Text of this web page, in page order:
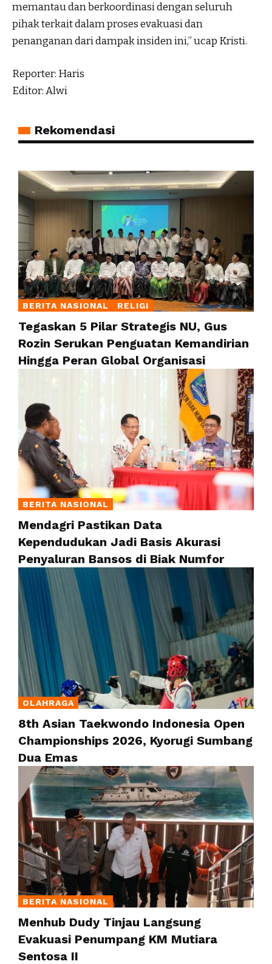
memantau dan berkoordinasi dengan seluruh
pihak terkait dalam proses evakuasi dan
penanganan dari dampak insiden ini,” ucap Kristi.
Reporter: Haris
Editor: Alwi
Rekomendasi
BERITA NASIONAL RELIGI
Tegaskan 5 Pilar Strategis NU, Gus
Rozin Serukan Penguatan Kemandirian
Hingga Peran Global Organisasi
BERITA NASIONAL
Mendagri Pastikan Data
Kependudukan Jadi Basis Akurasi
Penyaluran Bansos di Biak Numfor
OLAHRAGA
8th Asian Taekwondo Indonesia Open
Championships 2026, Kyorugi Sumbang
Dua Emas
BERITA NASIONAL
Menhub Dudy Tinjau Langsung
Evakuasi Penumpang KM Mutiara
Sentosa II